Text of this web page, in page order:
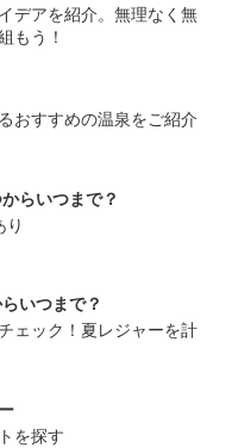
デアを紹介。無理なく無
もう！
おすすめの温泉をご紹介
らいつまで？
り
いつまで？
ェック！夏レジャーを計
を探す